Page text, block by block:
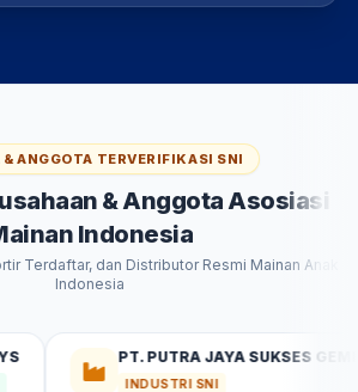
ANGGOTA TERVERIFIKASI SNI
& Anggota Asosiasi
Indonesia
Terdaftar, dan Distributor Resmi Mainan Anak
Indonesia
PT. PUTRA JAYA SUKSES GEMILANG
INDUSTRI SNI